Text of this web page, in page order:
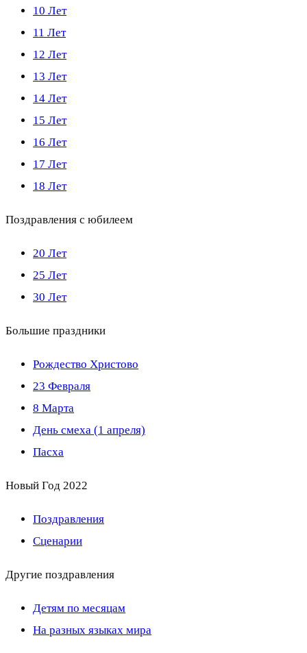
10 Лет
11 Лет
12 Лет
13 Лет
14 Лет
15 Лет
16 Лет
17 Лет
18 Лет
Поздравления с юбилеем
20 Лет
25 Лет
30 Лет
Большие праздники
Рождество Христово
23 Февраля
8 Марта
День смеха (1 апреля)
Пасха
Новый Год 2022
Поздравления
Сценарии
Другие поздравления
Детям по месяцам
На разных языках мира